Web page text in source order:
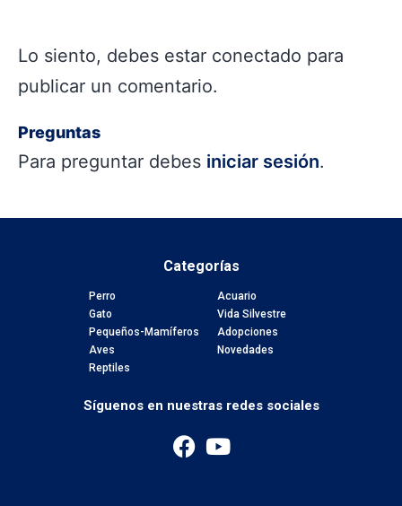
Lo siento, debes estar conectado para
publicar un comentario.
Preguntas
Para preguntar debes iniciar sesión.
Categorías
Perro
Gato
Pequeños-Mamíferos
Aves
Reptiles
Acuario
Vida Silvestre
Adopciones
Novedades
Síguenos en nuestras redes sociales